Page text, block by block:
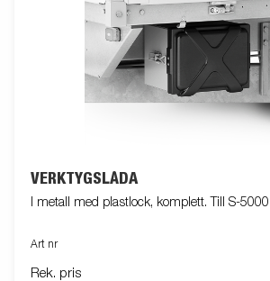
VERKTYGSLÅDA
I metall med plastlock, komplett. Till S-5000
Art nr
Rek. pris